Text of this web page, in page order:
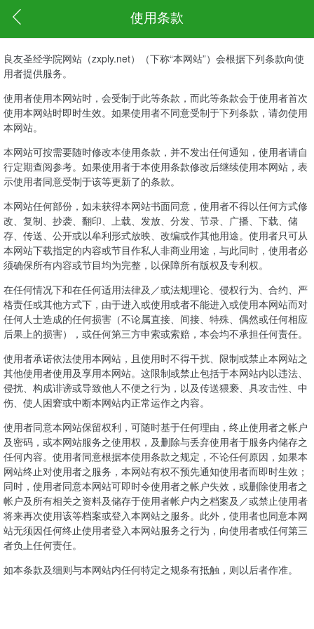
使用条款
良友圣经学院网站（zxply.net）（下称“本网站”）会根据下列条款向使
用者提供服务。
使用者使用本网站时，会受制于此等条款，而此等条款会于使用者首次
使用本网站时即时生效。如果使用者不同意受制于下列条款，请勿使用
本网站。
本网站可按需要随时修改本使用条款，并不发出任何通知，使用者请自
行定期查阅参考。如果使用者于本使用条款修改后继续使用本网站，表
示使用者同意受制于该等更新了的条款。
本网站任何部份，如未获得本网站书面同意，使用者不得以任何方式修
改、复制、抄袭、翻印、上载、发放、分发、节录、广播、下载、储
存、传送、公开或以牟利形式放映、改编或作其他用途。使用者只可从
本网站下载指定的内容或节目作私人非商业用途，与此同时，使用者必
须确保所有内容或节目均为完整，以保障所有版权及专利权。
在任何情况下和在任何适用法律及／或法规理论、侵权行为、合约、严
格责任或其他方式下，由于进入或使用或者不能进入或使用本网站而对
任何人士造成的任何损害（不论属直接、间接、特殊、偶然或任何相应
后果上的损害），或任何第三方申索或索赔，本会均不承担任何责任。
使用者承诺依法使用本网站，且使用时不得干扰、限制或禁止本网站之
其他使用者使用及享用本网站。这限制或禁止包括于本网站内以违法、
侵扰、构成诽谤或导致他人不便之行为，以及传送猥亵、具攻击性、中
伤、使人困窘或中断本网站内正常运作之内容。
使用者同意本网站保留权利，可随时基于任何理由，终止使用者之帐户
及密码，或本网站服务之使用权，及删除与丢弃使用者于服务内储存之
任何内容。使用者同意根据本使用条款之规定，不论任何原因，如果本
网站终止对使用者之服务，本网站有权不预先通知使用者而即时生效；
同时，使用者同意本网站可即时令使用者之帐户失效，或删除使用者之
帐户及所有相关之资料及储存于使用者帐户内之档案及／或禁止使用者
将来再次使用该等档案或登入本网站之服务。此外，使用者也同意本网
站无须因任何终止使用者登入本网站服务之行为，向使用者或任何第三
者负上任何责任。
如本条款及细则与本网站内任何特定之规条有抵触，则以后者作准。